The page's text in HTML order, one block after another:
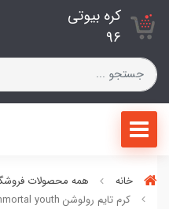
کره بیوتی
96
خانه همه محصولات
کرم تایم رولوشن Immortal youth میشا